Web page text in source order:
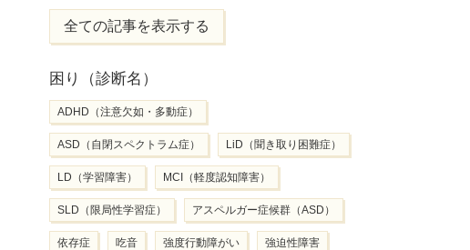
全ての記事を表示する
困り（診断名）
ADHD（注意欠如・多動症）
ASD（自閉スペクトラム症） LiD（聞き取り困難症）
LD（学習障害） MCI（軽度認知障害）
SLD（限局性学習症） アスペルガー症候群（ASD）
依存症 吃音 強度行動障がい 強迫性障害